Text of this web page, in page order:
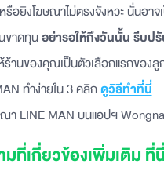
อยิงโฆษณาไม่ตรงจังหวะ นั่นอ
ขาดทุนอย่ารอให้ถึงวันนั้น รีบป
ร้านของคุณเป็นตัวเลือกแรกของลู
ทำง่ายใน 3 คลิกดูวิธีทำที่นี่
ณา LINE MAN บนแอปฯ
ที่เกี่ยวข้องเพิ่มเติม ที่